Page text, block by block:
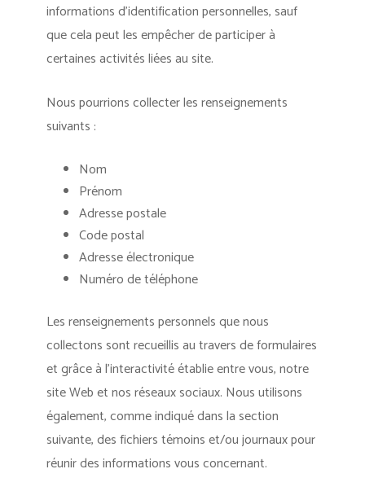
informations d’identification personnelles, sauf
que cela peut les empêcher de participer à
certaines activités liées au site.
Nous pourrions collecter les renseignements
suivants :
Nom
Prénom
Adresse postale
Code postal
Adresse électronique
Numéro de téléphone
Les renseignements personnels que nous
collectons sont recueillis au travers de formulaires
et grâce à l’interactivité établie entre vous, notre
site Web et nos réseaux sociaux. Nous utilisons
également, comme indiqué dans la section
suivante, des fichiers témoins et/ou journaux pour
réunir des informations vous concernant.